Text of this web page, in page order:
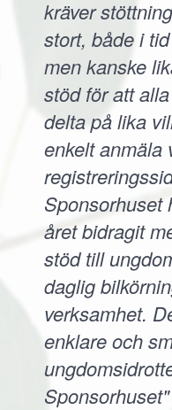
kräver
stort, både i
men kanske
stöd för att
delta på lika
enkelt anmäla
Sponsorhuset
året bidragit
stöd till
daglig
verksamhet.
enklare och
Sponsorhuset"